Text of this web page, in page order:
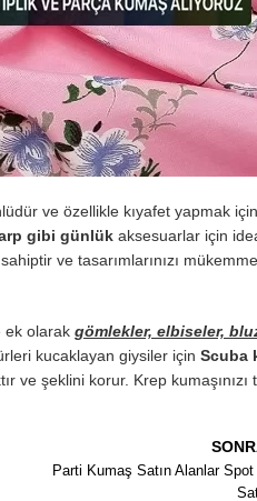
ve özellikle kıyafet yapmak
gibi günlük aksesuarlar için
ve tasarımlarınızı
ek olarak gömlekler, elbiseler,
kucaklayan giysiler için Scuba
ve şeklini korur. Krep
Parti Kumaş Satın Alanlar